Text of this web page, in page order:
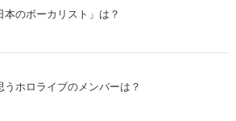
本のボーカリスト」は？
うホロライブのメンバーは？